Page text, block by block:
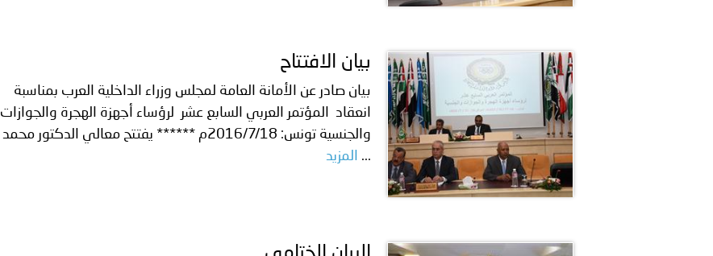
بيان الافتتاح
بيان صادر عن الأمانة العامة لمجلس وزراء الداخلية العرب بمناسبة
انعقاد المؤتمر العربي السابع عشر لرؤساء أجهزة الهجرة والجوازات
والجنسية تونس: 2016/7/18م ****** يفتتح معالي الدكتور محمد
...
المزيد